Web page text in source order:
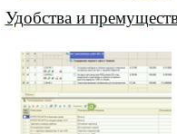
Удобства и